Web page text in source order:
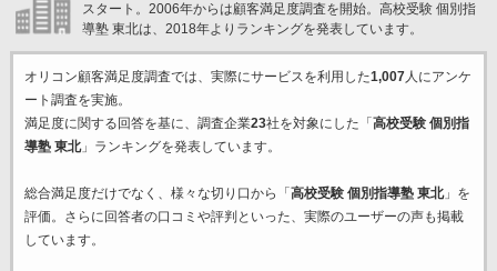
スタート。2006年からは顧客満足度調査を開始。高校受験 個別指
導塾 東北は、2018年よりランキングを発表しています。
オリコン顧客満足度調査では、実際にサービスを利用した1,007人にアンケ
ート調査を実施。
満足度に関する回答を基に、調査企業23社を対象にした「 高校受験 個別指
導塾 東北」ランキングを発表しています。
総合満足度だけでなく、様々な切り口から「 高校受験 個別指導塾 東北」を
評価。さらに回答者の口コミや評判といった、実際のユーザーの声も掲載
しています。